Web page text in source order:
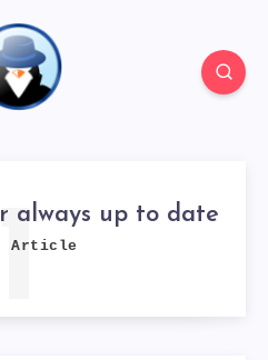
always up to date
Article